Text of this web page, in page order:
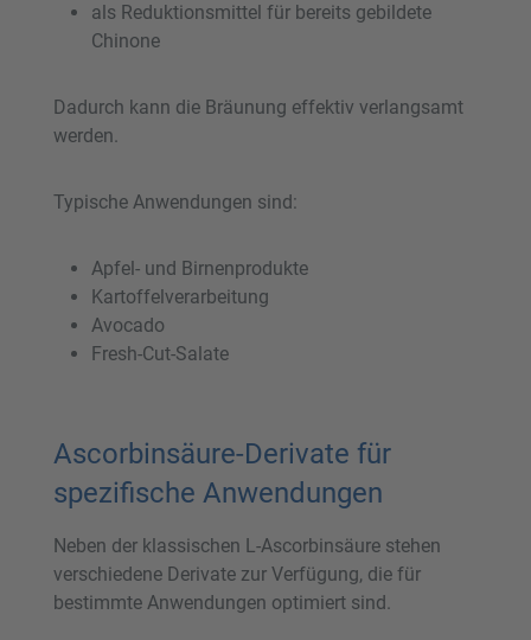
als Reduktionsmittel für bereits gebildete
Chinone
Dadurch kann die Bräunung effektiv verlangsamt
werden.
Typische Anwendungen sind:
Apfel- und Birnenprodukte
Kartoffelverarbeitung
Avocado
Fresh-Cut-Salate
Ascorbinsäure-Derivate für
spezifische Anwendungen
Neben der klassischen L-Ascorbinsäure stehen
verschiedene Derivate zur Verfügung, die für
bestimmte Anwendungen optimiert sind.